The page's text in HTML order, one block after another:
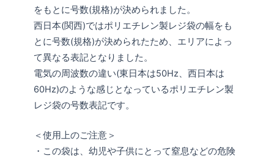
をもとに号数(規格)が決められました。
西日本(関西)ではポリエチレン製レジ袋の幅をも
とに号数(規格)が決められたため、エリアによっ
て異なる表記となりました。
電気の周波数の違い(東日本は50Hz、西日本は
60Hz)のような感じとなっているポリエチレン製
レジ袋の号数表記です。
＜使用上のご注意＞
・この袋は、幼児や子供にとって窒息などの危険